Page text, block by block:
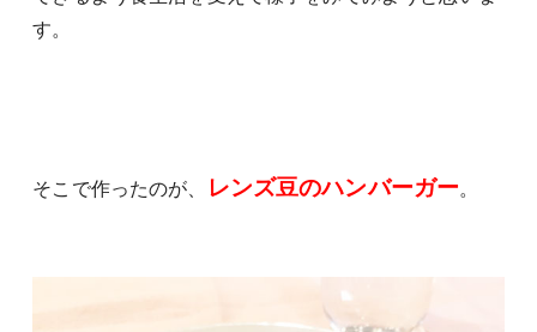
す。
そこで作ったのが、 レンズ豆のハンバーガー。